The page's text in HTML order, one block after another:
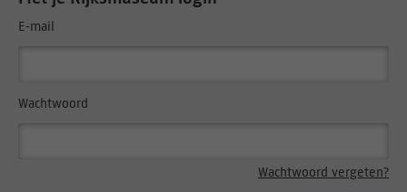
E-mail
Wachtwoord
Wachtwoord vergeten?